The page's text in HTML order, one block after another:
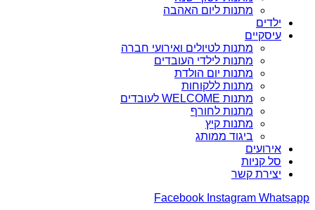
מתנות ליום האהבה
ילדים
עיסקיים
מתנות לטיולים ואירועי חברה
מתנות לילדי העובדים
מתנות יום הולדת
מתנות ללקוחות
מתנות WELCOME לעובדים
מתנות לחורף
מתנות קיץ
ביגוד ממותג
אירועים
סל קניות
יצירת קשר
Facebook Instagram Whatsapp